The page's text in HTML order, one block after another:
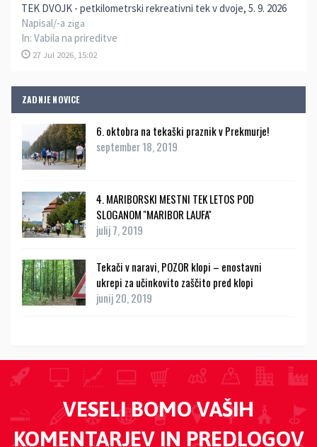
TEK DVOJK - petkilometrski rekreativni tek v dvoje, 5. 9. 2026
Napisal/-a ziga
In: Vabila na prireditve
27 Jul 2026, 15:02
ZADNJE NOVICE
6. oktobra na tekaški praznik v Prekmurje!
september 18, 2019
4. MARIBORSKI MESTNI TEK LETOS POD
SLOGANOM ''MARIBOR LAUFA''
julij 7, 2019
Tekači v naravi, POZOR klopi – enostavni
ukrepi za učinkovito zaščito pred klopi
junij 20, 2019
VESELI BOMO VAŠIH
KOMENTARJEV IN PREDLOGOV